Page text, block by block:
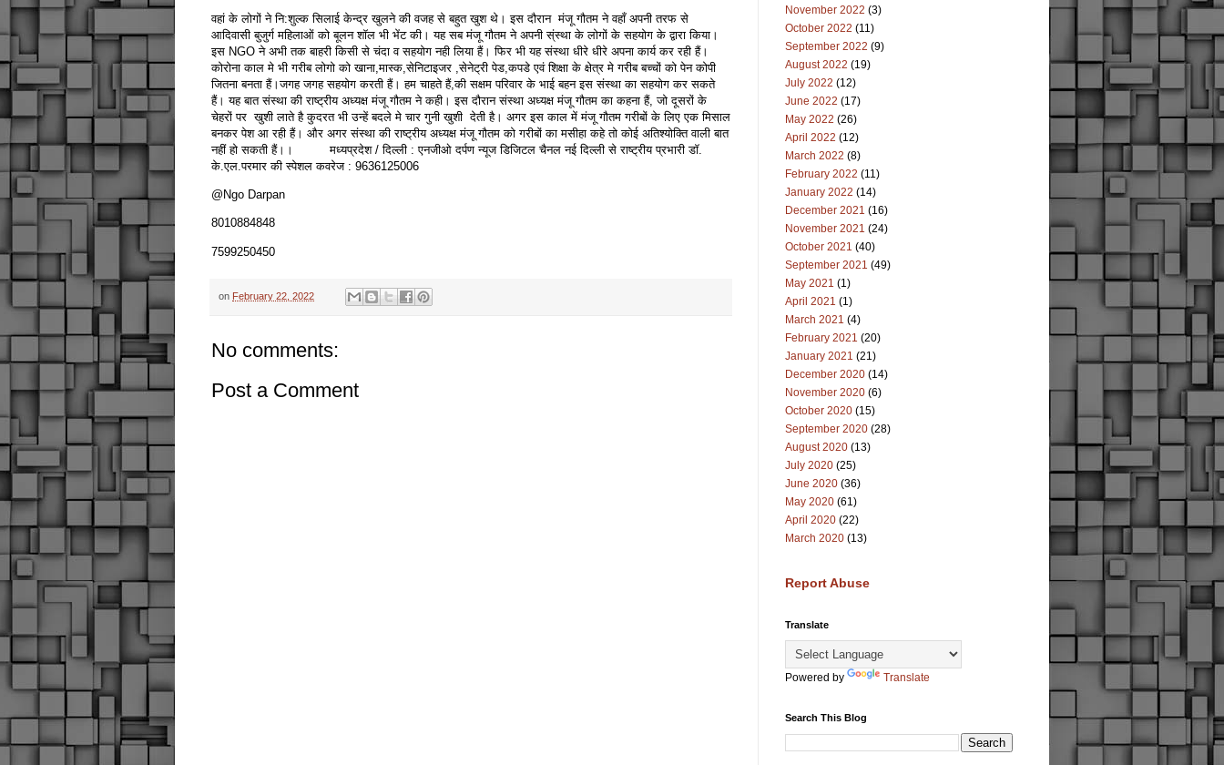
वहां के लोगों ने नि:शुल्क सिलाई केन्द्र खुलने की वजह से बहुत खुश थे। इस दौरान मंजू गौतम ने वहाँ अपनी तरफ से
आदिवासी बुजुर्ग महिलाओं को बूलन शॉल भी भेंट की। यह सब मंजू गौतम ने अपनी स्ंस्था के लोगों के सहयोग के द्वारा किया।
इस NGO ने अभी तक बाहरी किसी से चंदा व सहयोग नही लिया हैं। फिर भी यह संस्था धीरे धीरे अपना कार्य कर रही हैं।
कोरोना काल मे भी गरीब लोगो को खाना,मास्क,सेनिटाइजर ,सेनेट्री पेड,कपडे एवं शिक्षा के क्षेत्र मे गरीब बच्चों को पेन कोपी
जितना बनता हैं।जगह जगह सहयोग करती हैं। हम चाहते हैं,की सक्षम परिवार के भाई बहन इस संस्था का सहयोग कर सकते
हैं। यह बात संस्था की राष्ट्रीय अध्यक्ष मंजू गौतम ने कही। इस दौरान संस्था अध्यक्ष मंजू गौतम का कहना हैं, जो दूसरों के
चेहरों पर खुशी लाते है कुदरत भी उन्हें बदले मे चार गुनी खुशी देती है। अगर इस काल में मंजू गौतम गरीबों के लिए एक मिसाल
बनकर पेश आ रही हैं। और अगर संस्था की राष्ट्रीय अध्यक्ष मंजू गौतम को गरीबों का मसीहा कहे तो कोई अतिश्योक्ति वाली बात
नहीं हो सकती हैं।। मध्यप्रदेश / दिल्ली : एनजीओ दर्पण न्यूज डिजिटल चैनल नई दिल्ली से राष्ट्रीय प्रभारी डॉ.
के.एल.परमार की स्पेशल कवरेज : 9636125006
@Ngo Darpan
8010884848
7599250450
on February 22, 2022
No comments:
Post a Comment
November 2022 (3)
October 2022 (11)
September 2022 (9)
August 2022 (19)
July 2022 (12)
June 2022 (17)
May 2022 (26)
April 2022 (12)
March 2022 (8)
February 2022 (11)
January 2022 (14)
December 2021 (16)
November 2021 (24)
October 2021 (40)
September 2021 (49)
May 2021 (1)
April 2021 (1)
March 2021 (4)
February 2021 (20)
January 2021 (21)
December 2020 (14)
November 2020 (6)
October 2020 (15)
September 2020 (28)
August 2020 (13)
July 2020 (25)
June 2020 (36)
May 2020 (61)
April 2020 (22)
March 2020 (13)
Report Abuse
Translate
Powered by Translate
Search This Blog